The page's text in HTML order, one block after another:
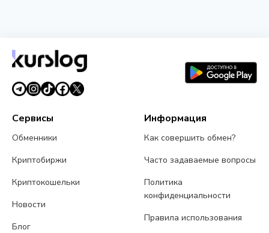
26 июля 2026 г.4 мин чтения
Сервисы
Обменники
Криптобиржи
Криптокошельки
Новости
Блог
Информация
Как совершить обмен?
Часто задаваемые вопросы
Политика
конфиденциальности
Правила использования